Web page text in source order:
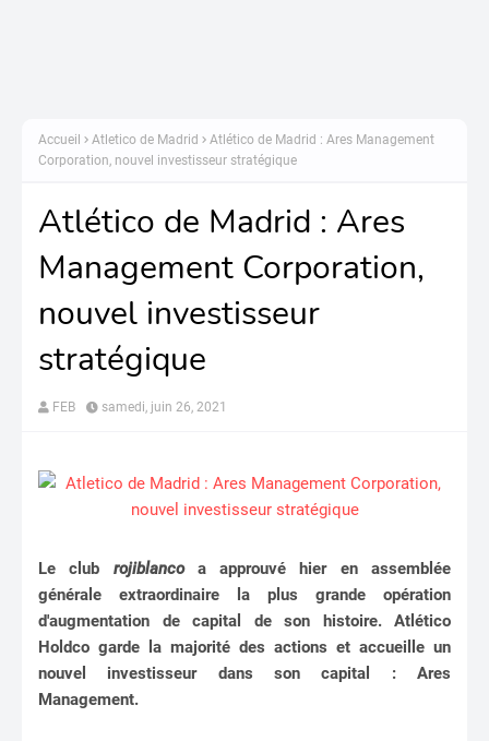
Accueil Atletico de Madrid
Atlético de Madrid : Ares Management
Corporation, nouvel investisseur stratégique
Atlético de Madrid : Ares
Management Corporation,
nouvel investisseur
stratégique
FEB samedi, juin 26, 2021
Le club rojiblanco a approuvé hier en assemblée
générale extraordinaire la plus grande opération
d'augmentation de capital de son histoire. Atlético
Holdco garde la majorité des actions et accueille un
nouvel investisseur dans son capital : Ares
Management.